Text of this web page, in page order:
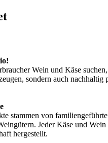
Wein und Käse
sondern auch nachhaltig
stammen von
Jeder Käse und
hergestellt.